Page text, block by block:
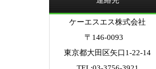
ケーエスエス株式会社
〒146-0093
東京都大田区矢口1-22-14